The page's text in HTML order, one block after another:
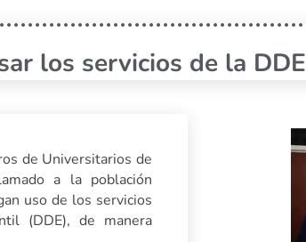
los servicios de la DDE
de Universitarios de
a la población
uso de los servicios
(DDE), de manera